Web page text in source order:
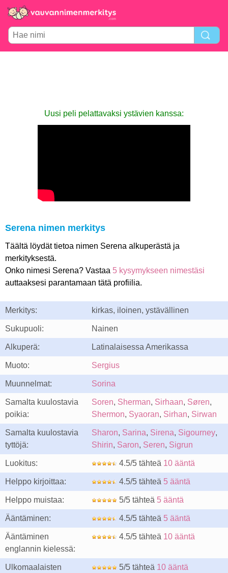
Uusi peli pelattavaksi ystävien kanssa:
Serena nimen merkitys
Täältä löydät tietoa nimen Serena alkuperästä ja
merkityksestä.
Onko nimesi Serena? Vastaa 5 kysymykseen nimestäsi
auttaaksesi parantamaan tätä profiilia.
Merkitys: kirkas, iloinen, ystävällinen
Sukupuoli: Nainen
Alkuperä: Latinalaisessa Amerikassa
Muoto: Sergius
Muunnelmat: Sorina
Samalta kuulostavia
poikia:
Soren, Sherman, Sirhaan, Søren,
Shermon, Syaoran, Sirhan, Sirwan
Samalta kuulostavia
tyttöjä:
Sharon, Sarina, Sirena, Sigourney,
Shirin, Saron, Seren, Sigrun
Luokitus: 4.5/5 tähteä 10 ääntä
Helppo kirjoittaa: 4.5/5 tähteä 5 ääntä
Helppo muistaa: 5/5 tähteä 5 ääntä
Ääntäminen: 4.5/5 tähteä 5 ääntä
Ääntäminen
englannin kielessä:
4.5/5 tähteä 10 ääntä
Ulkomaalaisten
5/5 tähteä 10 ääntä